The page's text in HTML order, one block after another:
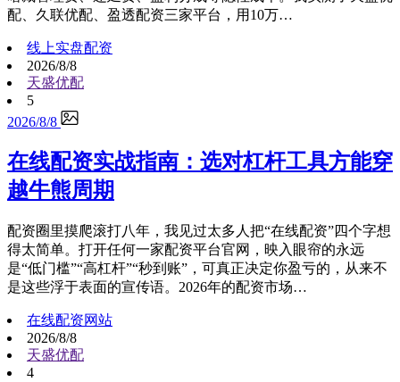
配、久联优配、盈透配资三家平台，用10万…
线上实盘配资
2026/8/8
天盛优配
5
2026/8/8
在线配资实战指南：选对杠杆工具方能穿
越牛熊周期
配资圈里摸爬滚打八年，我见过太多人把“在线配资”四个字想
得太简单。打开任何一家配资平台官网，映入眼帘的永远
是“低门槛”“高杠杆”“秒到账”，可真正决定你盈亏的，从来不
是这些浮于表面的宣传语。2026年的配资市场…
在线配资网站
2026/8/8
天盛优配
4